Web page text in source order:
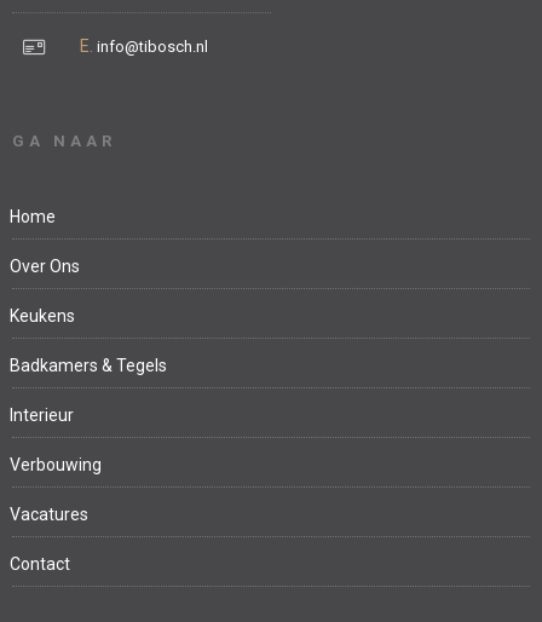
E. info@tibosch.nl
GA NAAR
Home
Over Ons
Keukens
Badkamers & Tegels
Interieur
Verbouwing
Vacatures
Contact